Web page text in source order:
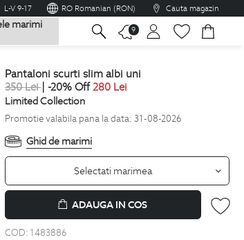
L-V 9-17 RO Romanian (RON) Cauta magazin
marimi
9
pantaloni scurti slim albi uni
350Lei| -20% Off 280 Lei
Limited Collection
Promotie valabila pana la data: 31-08-2026
Ghid de marimi
Selectati marimea
ADAUGA IN COS
COD: 1483886